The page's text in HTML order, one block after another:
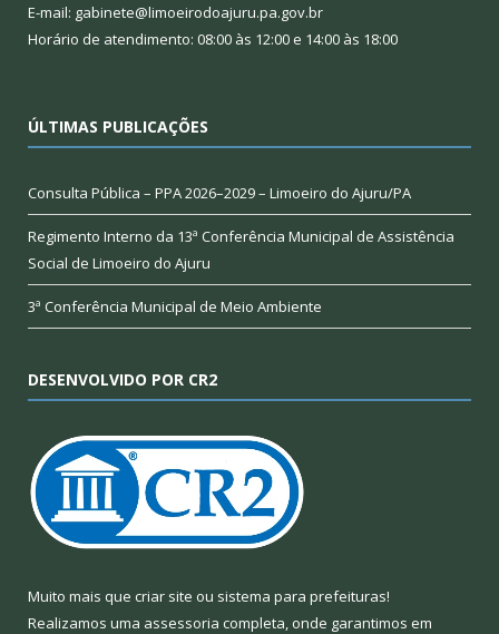
E-mail: gabinete@limoeirodoajuru.pa.gov.br
Horário de atendimento: 08:00 às 12:00 e 14:00 às 18:00
ÚLTIMAS PUBLICAÇÕES
Consulta Pública – PPA 2026–2029 – Limoeiro do Ajuru/PA
Regimento Interno da 13ª Conferência Municipal de Assistência
Social de Limoeiro do Ajuru
3ª Conferência Municipal de Meio Ambiente
DESENVOLVIDO POR CR2
Muito mais que criar site ou sistema para prefeituras!
Realizamos uma assessoria completa, onde garantimos em